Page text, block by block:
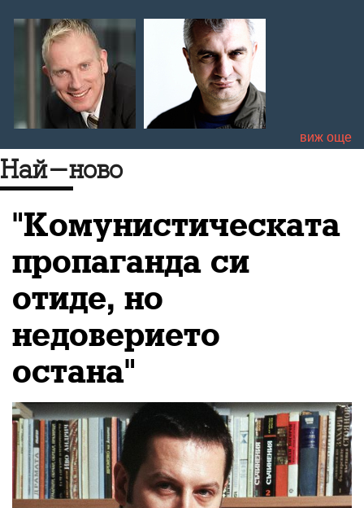
технологиите в "Дойче
веле" коментира пред
Bulevard.bg развитието
на медиите в ерата на
социалните мрежи,
пропагандата в
информационния поток
и бъдещето на медиите
и журналистиката като
цяло
виж още
Най-ново
"Комунистическата
пропаганда си
отиде, но
недоверието
остана"